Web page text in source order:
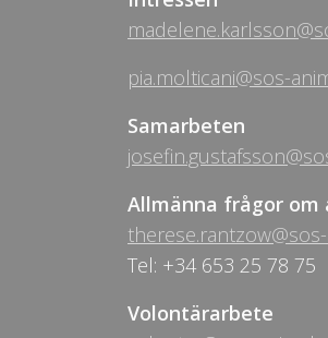
pia.molticani@sos-
Samarbeten
Allmänna frågor om
Tel: +34 653 25 78 75
Volontärarbete